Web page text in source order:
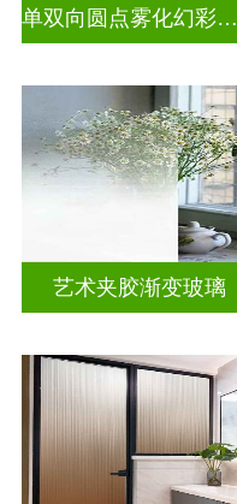
单双向圆点雾化幻彩炫彩渐变玻璃
艺术夹胶渐变玻璃